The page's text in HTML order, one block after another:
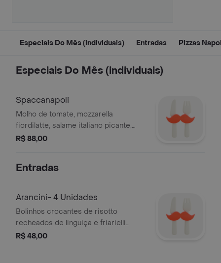
Especiais Do Mês (individuais) Entradas Pizzas
Especiais Do Mês (individuais)
Spaccanapoli
Molho de tomate, mozzarella
fiordilatte, salame italiano picante,
cebola puxada no azeite e ervas,
R$ 88,00
Entradas
Arancini- 4 Unidades
Bolinhos crocantes de risotto
recheados de linguiça e friarielli
napolitano
R$ 48,00